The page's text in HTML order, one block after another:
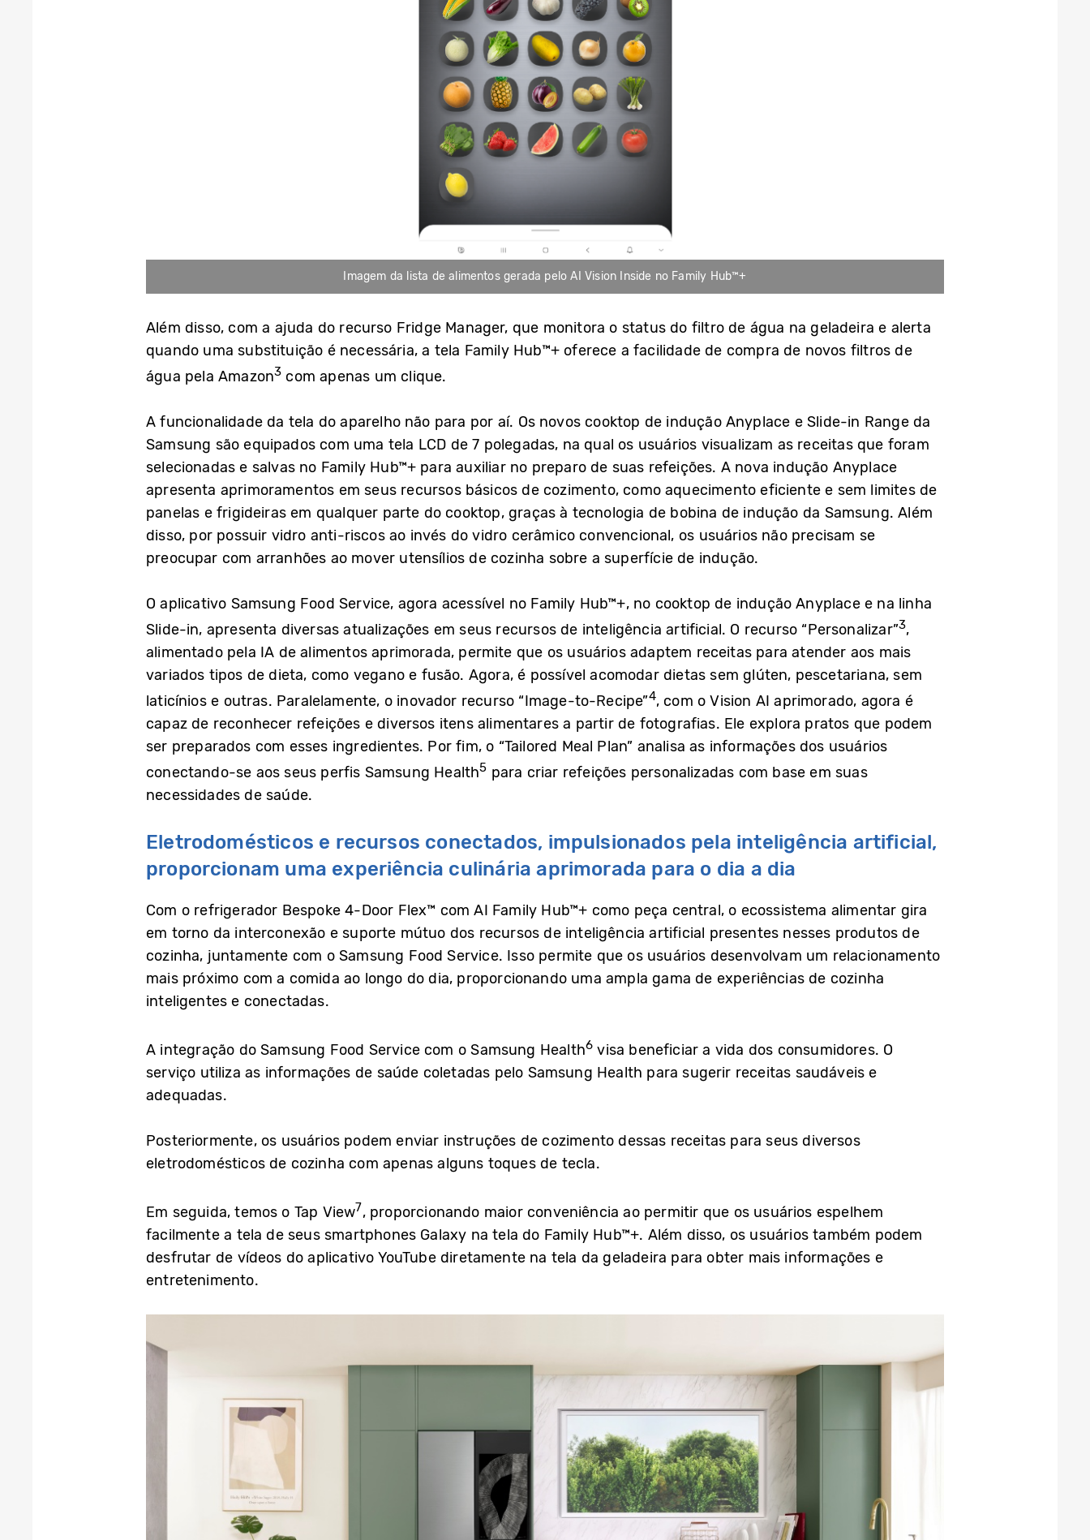
Imagem da lista de alimentos gerada pelo AI Vision Inside no Family Hub™+
Além disso, com a ajuda do recurso Fridge Manager, que monitora o status do filtro de água na geladeira e alerta
quando uma substituição é necessária, a tela Family Hub™+ oferece a facilidade de compra de novos filtros de
água pela Amazon3 com apenas um clique.
A funcionalidade da tela do aparelho não para por aí. Os novos cooktop de indução Anyplace e Slide-in Range da
Samsung são equipados com uma tela LCD de 7 polegadas, na qual os usuários visualizam as receitas que foram
selecionadas e salvas no Family Hub™+ para auxiliar no preparo de suas refeições. A nova indução Anyplace
apresenta aprimoramentos em seus recursos básicos de cozimento, como aquecimento eficiente e sem limites de
panelas e frigideiras em qualquer parte do cooktop, graças à tecnologia de bobina de indução da Samsung. Além
disso, por possuir vidro anti-riscos ao invés do vidro cerâmico convencional, os usuários não precisam se
preocupar com arranhões ao mover utensílios de cozinha sobre a superfície de indução.
O aplicativo Samsung Food Service, agora acessível no Family Hub™+, no cooktop de indução Anyplace e na linha
Slide-in, apresenta diversas atualizações em seus recursos de inteligência artificial. O recurso “Personalizar”3,
alimentado pela IA de alimentos aprimorada, permite que os usuários adaptem receitas para atender aos mais
variados tipos de dieta, como vegano e fusão. Agora, é possível acomodar dietas sem glúten, pescetariana, sem
laticínios e outras. Paralelamente, o inovador recurso “Image-to-Recipe”4, com o Vision AI aprimorado, agora é
capaz de reconhecer refeições e diversos itens alimentares a partir de fotografias. Ele explora pratos que podem
ser preparados com esses ingredientes. Por fim, o “Tailored Meal Plan” analisa as informações dos usuários
conectando-se aos seus perfis Samsung Health5 para criar refeições personalizadas com base em suas
necessidades de saúde.
Eletrodomésticos e recursos conectados, impulsionados pela inteligência artificial,
proporcionam uma experiência culinária aprimorada para o dia a dia
Com o refrigerador Bespoke 4-Door Flex™ com AI Family Hub™+ como peça central, o ecossistema alimentar gira
em torno da interconexão e suporte mútuo dos recursos de inteligência artificial presentes nesses produtos de
cozinha, juntamente com o Samsung Food Service. Isso permite que os usuários desenvolvam um relacionamento
mais próximo com a comida ao longo do dia, proporcionando uma ampla gama de experiências de cozinha
inteligentes e conectadas.
A integração do Samsung Food Service com o Samsung Health6 visa beneficiar a vida dos consumidores. O
serviço utiliza as informações de saúde coletadas pelo Samsung Health para sugerir receitas saudáveis e
adequadas.
Posteriormente, os usuários podem enviar instruções de cozimento dessas receitas para seus diversos
eletrodomésticos de cozinha com apenas alguns toques de tecla.
Em seguida, temos o Tap View7, proporcionando maior conveniência ao permitir que os usuários espelhem
facilmente a tela de seus smartphones Galaxy na tela do Family Hub™+. Além disso, os usuários também podem
desfrutar de vídeos do aplicativo YouTube diretamente na tela da geladeira para obter mais informações e
entretenimento.